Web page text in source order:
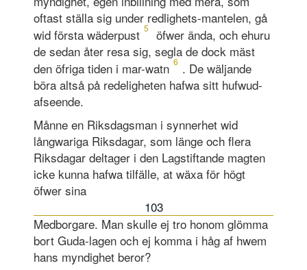
oftast ställa sig under redlighets-mantelen, gå
wid första wäderpust 5
öfwer ända, och ehuru
de sedan åter resa sig, segla de dock mäst
den öfriga tiden i mar-watn 6 . De wäljande
böra altså på redeligheten hafwa sitt hufwud-
afseende.
Månne en Riksdagsman i synnerhet wid
långwariga Riksdagar, som länge och flera
Riksdagar deltager i den Lagstiftande magten
icke kunna hafwa tilfälle, at wäxa för högt
öfwer sina
103
Medborgare. Man skulle ej tro honom glömma
bort Guda-lagen och ej komma i håg af hwem
hans myndighet beror?